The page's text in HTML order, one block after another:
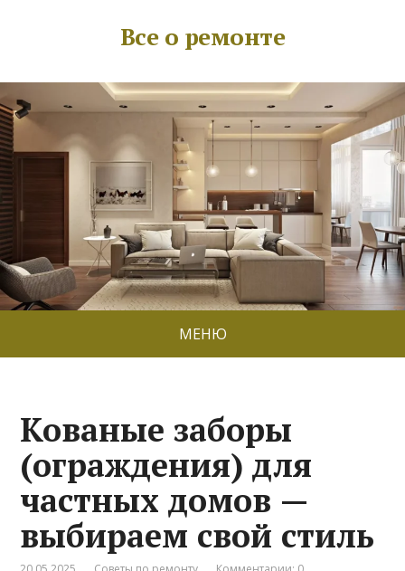
Все о ремонте
МЕНЮ
Кованые заборы
(ограждения) для
частных домов —
выбираем свой стиль